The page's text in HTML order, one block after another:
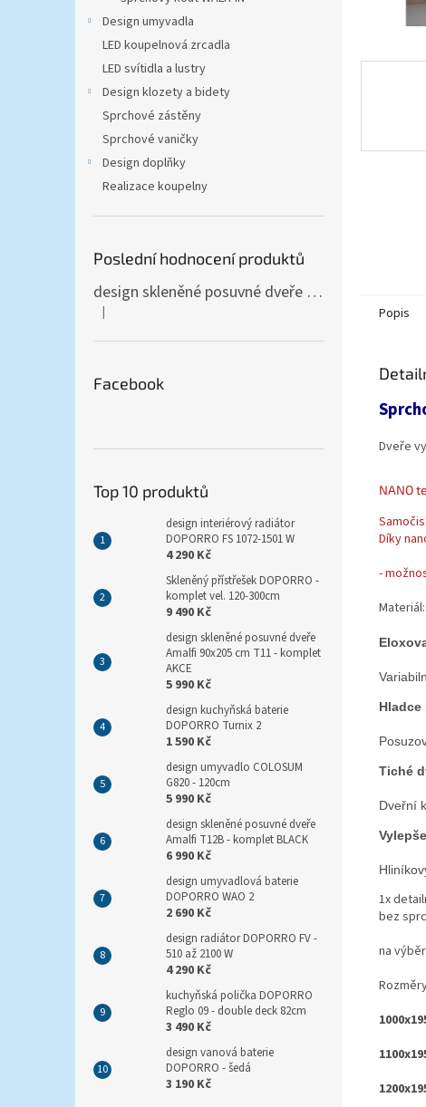
Design umyvadla
LED koupelnová zrcadla
LED svítidla a lustry
Design klozety a bidety
Sprchové zástěny
Sprchové vaničky
Design doplňky
Realizace koupelny
Poslední hodnocení produktů
design skleněné posuvné dveře Amalfi 90x205 cm T12 - komplet AKCE
Hodnocení produktu je 5 z 5 hvězdiček.
|
Facebook
Top 10 produktů
design interiérový radiátor
DOPORRO FS 1072-1501 W
4 290 Kč
Skleněný přístřešek DOPORRO -
komplet vel. 120-300cm
9 490 Kč
design skleněné posuvné dveře
Amalfi 90x205 cm T11 - komplet
AKCE
5 990 Kč
design kuchyňská baterie
DOPORRO Turnix 2
1 590 Kč
design umyvadlo COLOSUM
G820 - 120cm
5 990 Kč
design skleněné posuvné dveře
Amalfi T12B - komplet BLACK
6 990 Kč
design umyvadlová baterie
DOPORRO WAO 2
2 690 Kč
design radiátor DOPORRO FV -
510 až 2100 W
4 290 Kč
kuchyňská polička DOPORRO
Reglo 09 - double deck 82cm
3 490 Kč
design vanová baterie
DOPORRO - šedá
3 190 Kč
Popis
Dveře
NANO
Díky
-
Tiché
Dveřní
1x
bez
na